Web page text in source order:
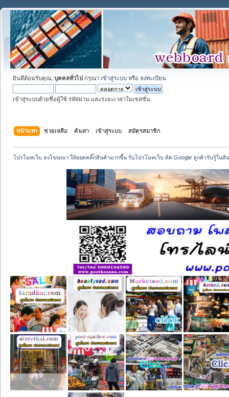
ยินดีต้อนรับคุณ, บุคคลทั่วไป กรุณา เข้าสู่ระบบ หรือ ลงทะเบียน
เข้าสู่ระบบด้วยชื่อผู้ใช้ รหัสผ่าน และระยะเวลาในเซสชั่น
หน้าแรก ช่วยเหลือ ค้นหา เข้าสู่ระบบ สมัครสมาชิก
โปรโมทเว็บ ลงโฆษณา ให้ยอดคลิ๊กสินค้ามากขึ้น รับโปรโมทเว็บ ติด Google ลูกค้ารับรู้ใน